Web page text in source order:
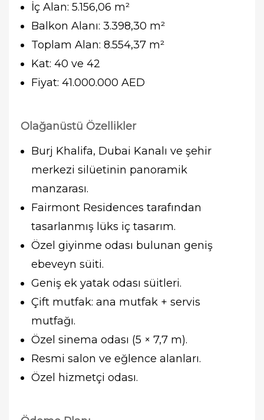
İç Alan: 5.156,06 m²
Balkon Alanı: 3.398,30 m²
Toplam Alan: 8.554,37 m²
Kat: 40 ve 42
Fiyat: 41.000.000 AED
Olağanüstü Özellikler
Burj Khalifa, Dubai Kanalı ve şehir
merkezi silüetinin panoramik
manzarası.
Fairmont Residences tarafından
tasarlanmış lüks iç tasarım.
Özel giyinme odası bulunan geniş
ebeveyn süiti.
Geniş ek yatak odası süitleri.
Çift mutfak: ana mutfak + servis
mutfağı.
Özel sinema odası (5 × 7,7 m).
Resmi salon ve eğlence alanları.
Özel hizmetçi odası.